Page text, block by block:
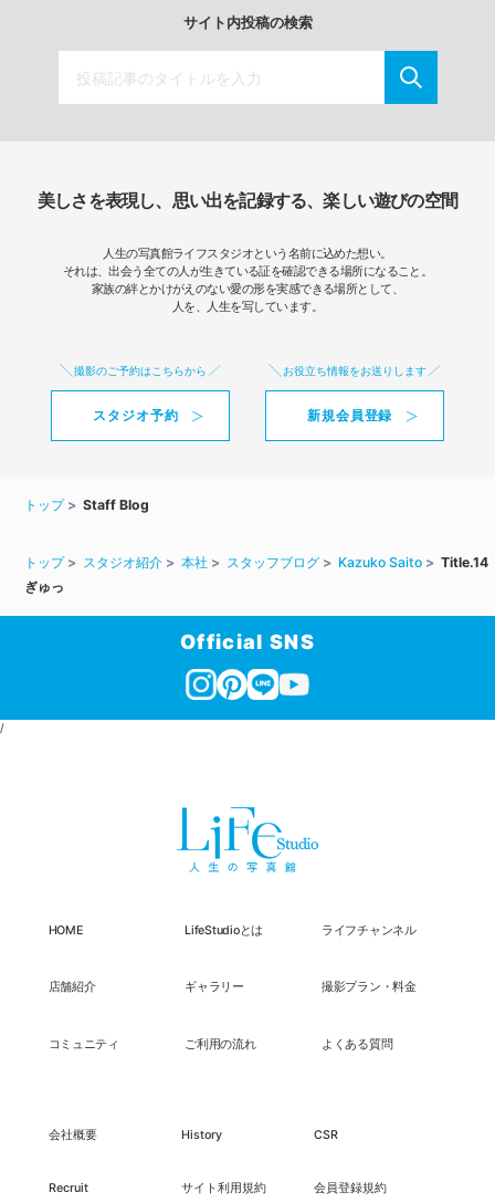
サイト内投稿の検索
美しさを表現し、思い出を記録する、楽しい遊びの空間
人生の写真館ライフスタジオという名前に込めた想い。
それは、出会う全ての人が生きている証を確認できる場所になること。
家族の絆とかけがえのない愛の形を実感できる場所として、
人を、人生を写しています。
撮影のご予約はこちらから
スタジオ予約
お役立ち情報をお送りします
新規会員登録
トップ Staff Blog
トップ スタジオ紹介 本社 スタッフブログ Kazuko Saito
Title.14
ぎゅっ
Official SNS
/
HOME LifeStudioとは ライフチャンネル
店舗紹介 ギャラリー 撮影プラン・料金
コミュニティ ご利用の流れ よくある質問
会社概要 History CSR
Recruit サイト利用規約 会員登録規約